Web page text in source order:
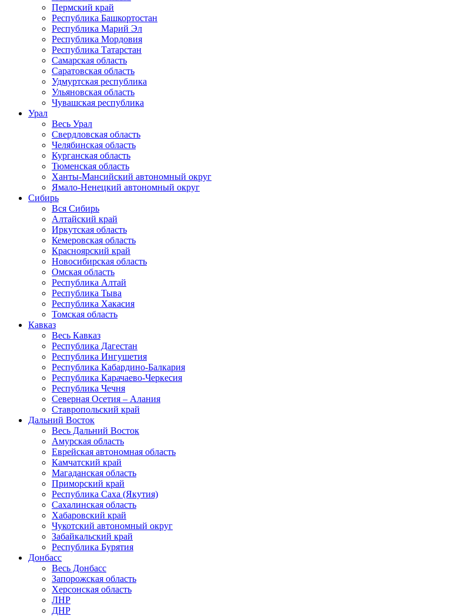
Пермский край
Республика Башкортостан
Республика Марий Эл
Республика Мордовия
Республика Татарстан
Самарская область
Саратовская область
Удмуртская республика
Ульяновская область
Чувашская республика
Урал
Весь Урал
Свердловская область
Челябинская область
Курганская область
Тюменская область
Ханты-Мансийский автономный округ
Ямало-Ненецкий автономный округ
Сибирь
Вся Сибирь
Алтайский край
Иркутская область
Кемеровская область
Красноярский край
Новосибирская область
Омская область
Республика Алтай
Республика Тыва
Республика Хакасия
Томская область
Кавказ
Весь Кавказ
Республика Дагестан
Республика Ингушетия
Республика Кабардино-Балкария
Республика Карачаево-Черкесия
Республика Чечня
Северная Осетия – Алания
Ставропольский край
Дальний Восток
Весь Дальний Восток
Амурская область
Еврейская автономная область
Камчатский край
Магаданская область
Приморский край
Республика Саха (Якутия)
Сахалинская область
Хабаровский край
Чукотский автономный округ
Забайкальский край
Республика Бурятия
Донбасс
Весь Донбасс
Запорожская область
Херсонская область
ЛНР
ДНР